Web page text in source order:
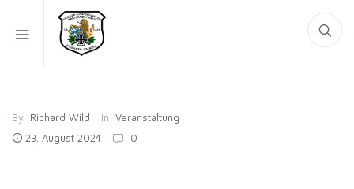
By Richard Wild In Veranstaltung
23. August 2024
0